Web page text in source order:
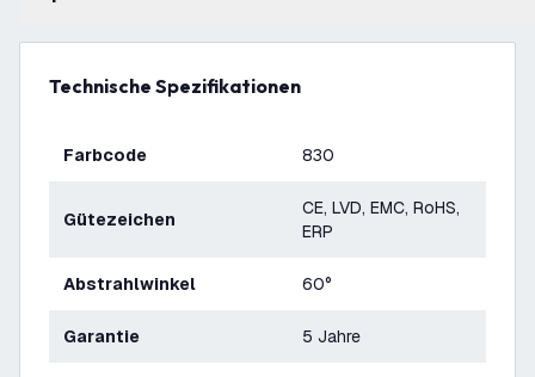
Technische Spezifikationen
Farbcode 830
Gütezeichen
CE, LVD, EMC, RoHS,
ERP
Abstrahlwinkel 60°
Garantie 5 Jahre